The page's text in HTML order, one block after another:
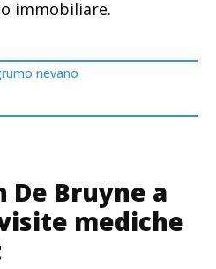
immobiliare.
nevano
De Bruyne a
mediche